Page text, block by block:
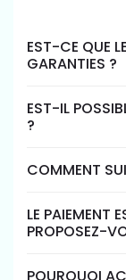
EST-CE QUE
GARANTIES ?
EST-IL
?
COMMENT
LE PAIEMENT
PROPOSEZ-